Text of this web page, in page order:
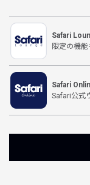
Safari
限定の機
Safari
Safari公式